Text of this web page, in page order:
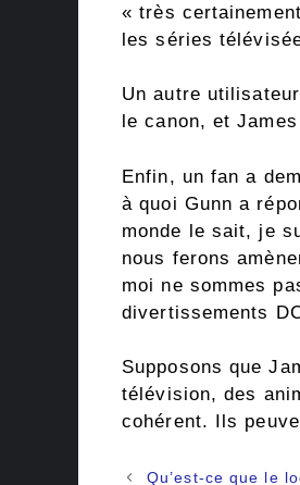
« très
les séries
Un autre
le canon, et
Enfin, un fan a
à quoi Gunn a
monde le sait, je
nous ferons
moi ne sommes
divertissements
Supposons que
télévision, des
cohérent. Ils
Navigation
Qu’est-ce que le